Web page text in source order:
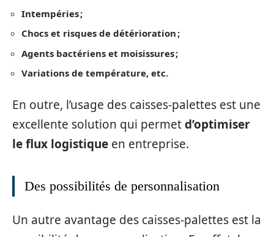
Intempéries ;
Chocs et risques de détérioration ;
Agents bactériens et moisissures ;
Variations de température, etc.
En outre, l’usage des caisses-palettes est une
excellente solution qui permetd’optimiser
leflux logistique en entreprise.
Des possibilités de personnalisation
Un autre avantage des caisses-palettes est la